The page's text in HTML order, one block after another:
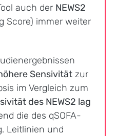
auch der NEWS2
Score) immer weiter
Sensivität zur
im Vergleich zum
des NEWS2 lag
die des qSOFA-
Leitlinien und